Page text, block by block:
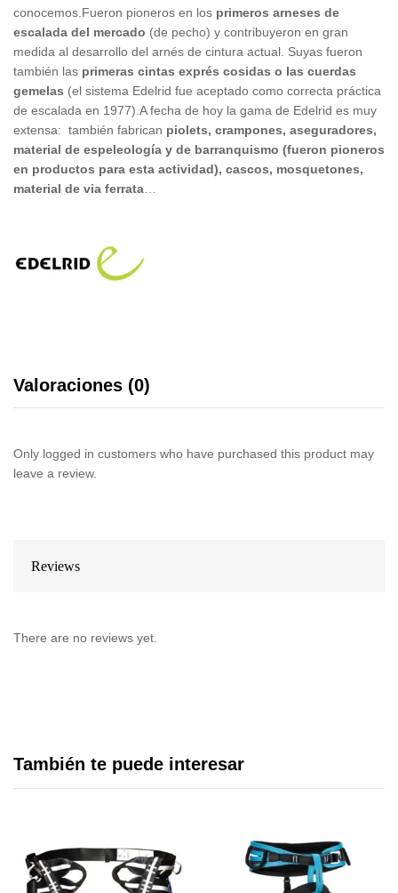
conocemos.Fueron pioneros en los primeros arneses de
escalada del mercado (de pecho) y contribuyeron en gran
medida al desarrollo del arnés de cintura actual. Suyas fueron
también las primeras cintas exprés cosidas o las cuerdas
gemelas (el sistema Edelrid fue aceptado como correcta práctica
de escalada en 1977).A fecha de hoy la gama de Edelrid es muy
extensa: también fabrican piolets, crampones, aseguradores,
material de espeleología y de barranquismo (fueron pioneros
en productos para esta actividad), cascos, mosquetones,
material de via ferrata…
Valoraciones (0)
Only logged in customers who have purchased this product may
leave a review.
Reviews
There are no reviews yet.
También te puede interesar